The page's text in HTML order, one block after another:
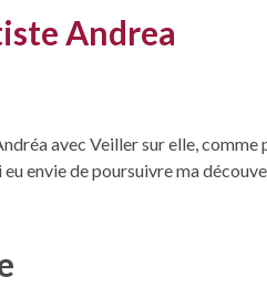
Andrea
avec Veiller sur elle, comme
eu envie de poursuivre ma